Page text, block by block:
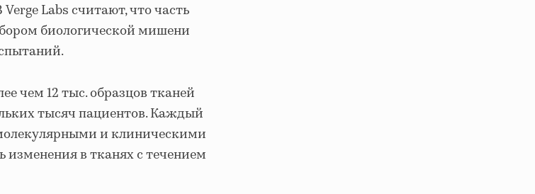
Labs считают, что часть
биологической мишени
чем 12 тыс. образцов тканей
тысяч пациентов. Каждый
и клиническими
в тканях с течением